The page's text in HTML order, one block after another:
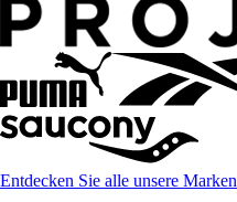
Entdecken Sie alle unsere Marken